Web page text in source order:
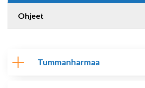
Ohjeet
Tummanharmaa